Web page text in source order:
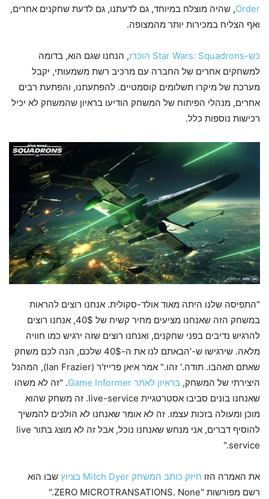
Order, שהיה מוצלח במיוחד, גם לדעתנו, גם לדעת שחקנים אחרים,
ואף הצליח במכירות יותר מהמצופה.
כש-Star Wars: Squadrons הוכרז
, הנחנו שגם הוא, בדומה
למשחקים אחרים של החברה עם מרכיב רשת משמעותי, יקבל
מערכת של מיקרו תשלומים קוסמטיים. להפתעתנו, והפתעת רבים
אחרים, מנהלי הפיתוח של המשחק הודיעו בראיון שהמשחק לא יכיל
רכישות נוספות כלל.
"התפיסה שלנו היתה מאוד אולד-סקולית. אנחנו רוצים להראות
במשחק הזה שאנחנו מציעים מחיר קשיח של 40$, אנחנו רוצים
להרגיש נדיבים בפני שחקנים, ואנחנו רוצים שזה ירגיש כמו חוויה
מלאה. שירגישו ש-'הבאתם לנו את ה-40$ שלכם, הנה לכם משחק
שאתם תאהבו. תודה.' זהו." אמר איאן פרייז'ר (Ian Frazier), המהנל
היצירתי של המשחק, בראיון לאתר Game Informer
. "זה לא משהו
שאנחנו בונים סביבו אסטרטגיית live-service. זה משחק שהוא
מוכן ומעולה בזכות עצמו. זה לא אומר שאנחנו לא הולכים להמשיך
להוסיף דברים, אני מנחש שאנחנו נוכל, אבל זה לא מוצג בתור live
service."
את האמרה הזו חיזק כותב המשחק Mitch Dyer בציוץ
שבו הוא
רשם מפורשות "ZERO MICROTRANSATIONS. None."